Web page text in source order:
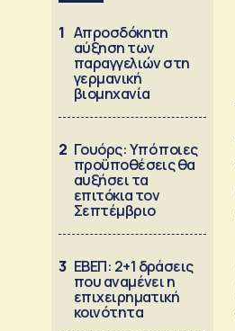
1 Απροσδόκητη
αύξηση των
παραγγελιών στη
γερμανική
βιομηχανία
2 Γουόρς: Υπό ποιες
προϋποθέσεις θα
αυξήσει τα
επιτόκια τον
Σεπτέμβριο
3 ΕΒΕΠ: 2+1 δράσεις
που αναμένει η
επιχειρηματική
κοινότητα